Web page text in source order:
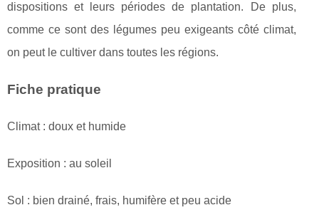
dispositions et leurs périodes de plantation. De plus,
comme ce sont des légumes peu exigeants côté climat,
on peut le cultiver dans toutes les régions.
Fiche pratique
Climat : doux et humide
Exposition : au soleil
Sol : bien drainé, frais, humifère et peu acide